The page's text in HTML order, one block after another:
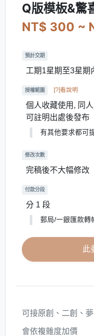
Q版模板&驚
NT$ 300 ~
預計交期
工期1星期至3星期
授權範圍 [?]看說明
個人收藏使用, 同
可註明出處後發布
有其他要求都可
修改次數
完稿後不大幅修改
付款分段
分 1 段
郵局/一銀匯款轉
此
可接原創、二創、
會依複雜度加價